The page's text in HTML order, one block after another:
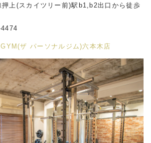
上(スカイツリー前)駅b1,b2出口から徒歩
ザ パーソナルジム)六本木店